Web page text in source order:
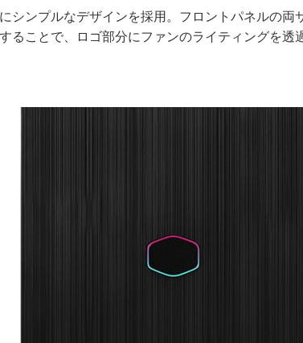
シンプルなデザインを採用。フロントパネルの両
ることで、ロゴ部分にファンのライティングを透